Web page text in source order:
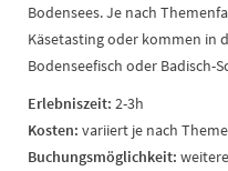
Bodensees. Je nach
Käsetasting oder kommen in
Bodenseefisch oder Badisch-
Erlebniszeit: 2-3h
Kosten: variiert je nach
Buchungsmöglichkeit: